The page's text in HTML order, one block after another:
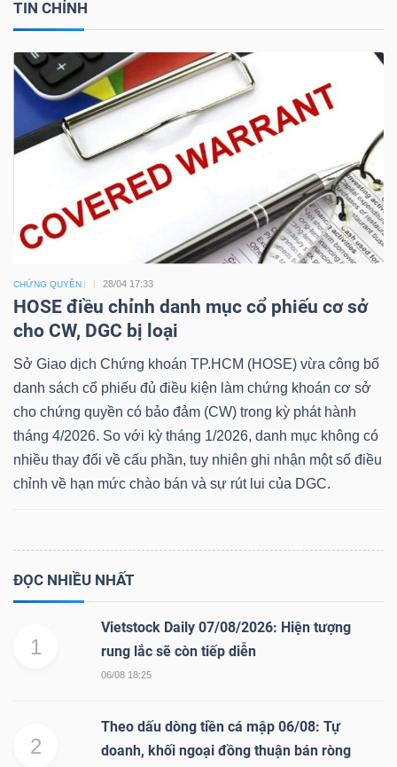
TIN CHÍNH
CHỨNG QUYỀN 28/04 17:33
HOSE điều chỉnh danh mục cổ phiếu cơ sở
cho CW, DGC bị loại
Sở Giao dịch Chứng khoán TP.HCM (HOSE) vừa công bố
danh sách cổ phiếu đủ điều kiện làm chứng khoán cơ sở
cho chứng quyền có bảo đảm (CW) trong kỳ phát hành
tháng 4/2026. So với kỳ tháng 1/2026, danh mục không có
nhiều thay đổi về cấu phần, tuy nhiên ghi nhận một số điều
chỉnh về hạn mức chào bán và sự rút lui của DGC.
ĐỌC NHIỀU NHẤT
1
Vietstock Daily 07/08/2026: Hiện tượng
rung lắc sẽ còn tiếp diễn
06/08 18:25
2
Theo dấu dòng tiền cá mập 06/08: Tự
doanh, khối ngoại đồng thuận bán ròng